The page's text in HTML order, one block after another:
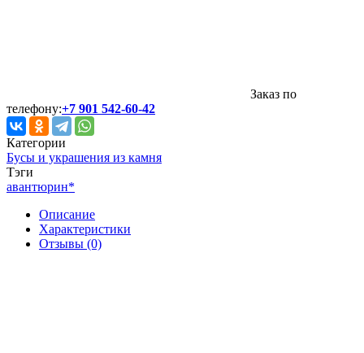
Заказ по
телефону:+7 901 542-60-42
Категории
Бусы и украшения из камня
Тэги
авантюрин*
Описание
Характеристики
Отзывы (0)